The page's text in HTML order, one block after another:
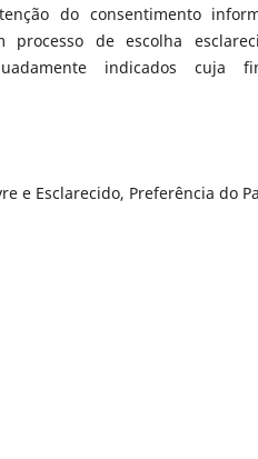
do consentimento
processo de escolha
indicados cuja
e Esclarecido, Preferência do